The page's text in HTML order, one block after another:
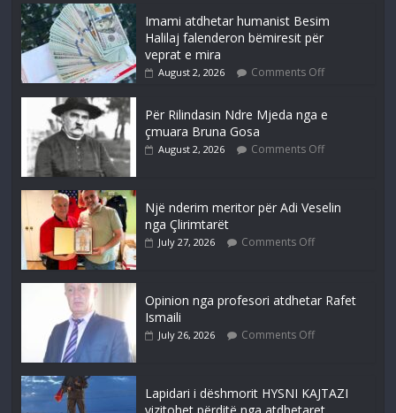
Imami atdhetar humanist Besim
Halilaj falenderon bëmiresit për
veprat e mira
August 2, 2026 Comments Off
Për Rilindasin Ndre Mjeda nga e
çmuara Bruna Gosa
August 2, 2026 Comments Off
Një nderim meritor për Adi Veselin
nga Çlirimtarët
July 27, 2026 Comments Off
Opinion nga profesori atdhetar Rafet
Ismaili
July 26, 2026 Comments Off
Lapidari i dëshmorit HYSNI KAJTAZI